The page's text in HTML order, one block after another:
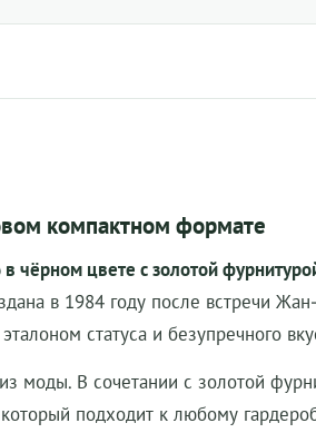
компактном формате
чёрном цвете с золотой
в 1984 году после встречи
статуса и безупречного
моды. В сочетании с золотой
подходит к любому